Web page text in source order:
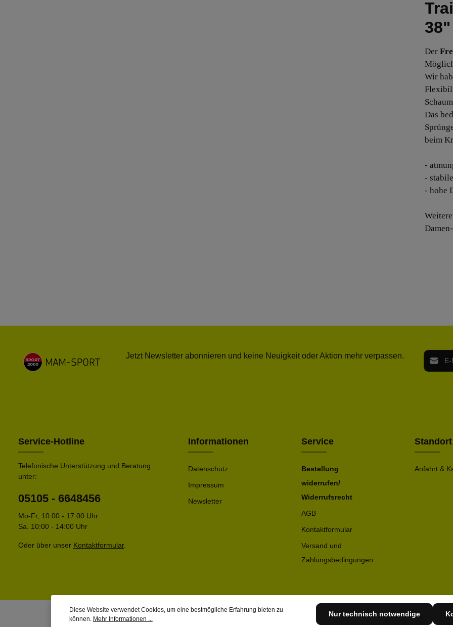
38"
Der
Wir
Das
beim
-
-
- hohe
Jetzt Newsletter abonnieren und keine Neuigkeit oder Aktion mehr verpassen. E-Mail-
Service-Hotline
Telefonische Unterstützung und Beratung
unter:
05105 - 6648456
Mo-Fr, 10:00 - 17:00 Uhr
Sa. 10:00 - 14:00 Uhr
Oder über unser Kontaktformular.
Informationen
Datenschutz
Impressum
Newsletter
Service
Bestellung
widerrufen/
Widerrufsrecht
AGB
Kontaktformular
Versand und
Zahlungsbedingungen
Standort
Anfahrt &
Diese Website verwendet Cookies, um eine bestmögliche Erfahrung bieten zu
können. Mehr Informationen ...
Nur technisch notwendige